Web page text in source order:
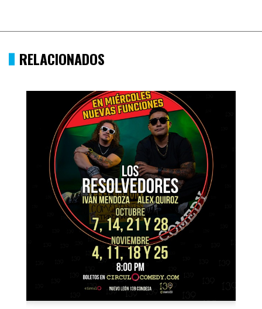
RELACIONADOS